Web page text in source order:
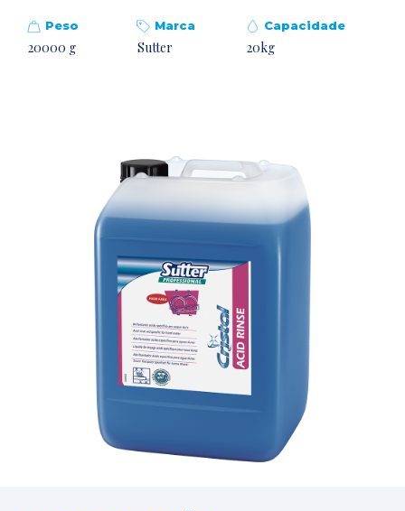
Peso
20000 g
Marca
Sutter
Capacidade
20kg